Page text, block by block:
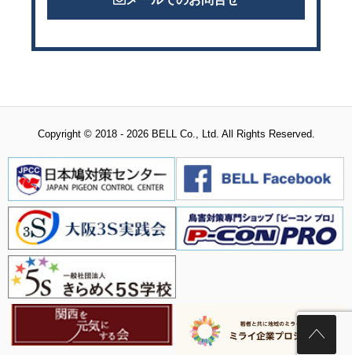
Copyright © 2018 - 2026 BELL Co., Ltd. All Rights Reserved.